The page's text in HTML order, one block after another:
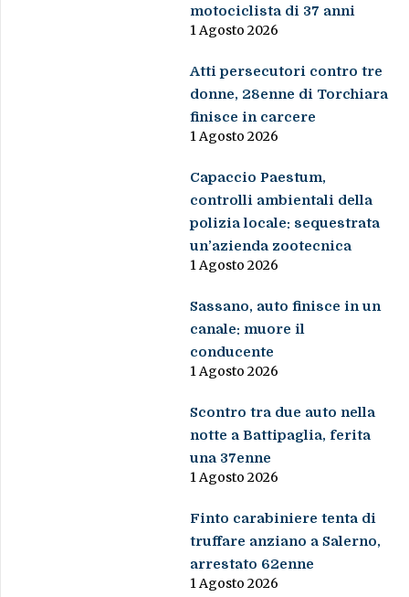
motociclista di 37 anni
1 Agosto 2026
Atti persecutori contro tre
donne, 28enne di Torchiara
finisce in carcere
1 Agosto 2026
Capaccio Paestum,
controlli ambientali della
polizia locale: sequestrata
un’azienda zootecnica
1 Agosto 2026
Sassano, auto finisce in un
canale: muore il
conducente
1 Agosto 2026
Scontro tra due auto nella
notte a Battipaglia, ferita
una 37enne
1 Agosto 2026
Finto carabiniere tenta di
truffare anziano a Salerno,
arrestato 62enne
1 Agosto 2026